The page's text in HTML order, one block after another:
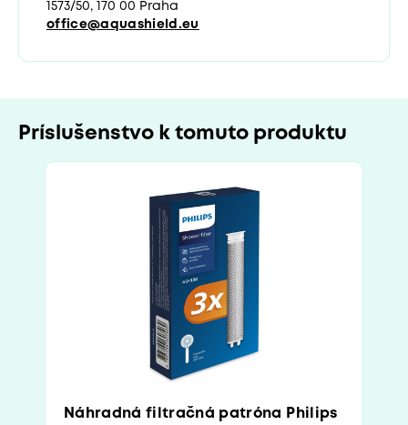
1573/50, 170 00 Praha
office@aquashield.eu
Príslušenstvo k tomuto produktu
Náhradná filtračná patróna Philips